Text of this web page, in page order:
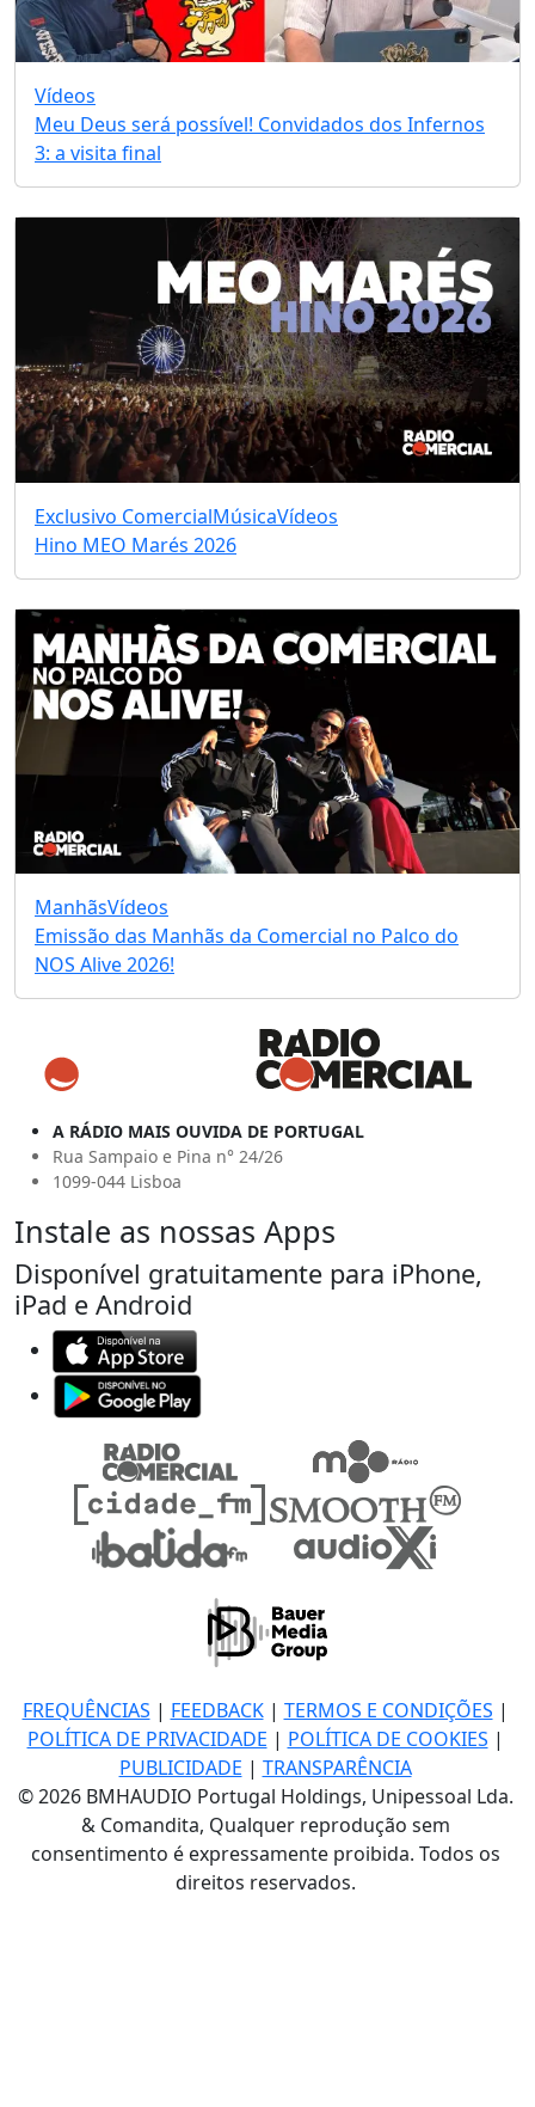
Vídeos
Meu Deus será possível! Convidados dos Infernos
3: a visita final
Exclusivo ComercialMúsicaVídeos
Hino MEO Marés 2026
ManhãsVídeos
Emissão das Manhãs da Comercial no Palco do
NOS Alive 2026!
A RÁDIO MAIS OUVIDA DE PORTUGAL
Rua Sampaio e Pina n° 24/26
1099-044 Lisboa
Instale as nossas Apps
Disponível gratuitamente para iPhone,
iPad e Android
FREQUÊNCIAS | FEEDBACK| TERMOS E CONDIÇÕES |
POLÍTICA DE PRIVACIDADE | POLÍTICA DE COOKIES |
PUBLICIDADE | TRANSPARÊNCIA
© 2026 BMHAUDIO Portugal Holdings, Unipessoal Lda.
& Comandita, Qualquer reprodução sem
consentimento é expressamente proibida. Todos os
direitos reservados.